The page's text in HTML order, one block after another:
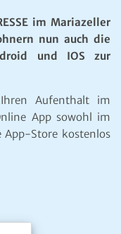
64 | A-8630 Mariazell |
vorbehalten.